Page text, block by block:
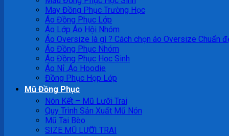
May Đồng Phục Trường Học
Áo Đồng Phục Lớp
Áo Lớp Áo Hội Nhóm
Áo Oversize là gì ? Cách chọn áo Oversize Chuẩn
Áo Đồng Phục Nhóm
Áo Đồng Phục Học Sinh
Áo Nỉ ,Áo Hoodie
Đồng Phục Họp Lớp
Mũ Đồng Phục
Nón Kết – Mũ Lưỡi Trai
Quy Trình Sản Xuất Mũ Nón
Mũ Tai Bèo
SIZE MŨ LƯỠI TRAI